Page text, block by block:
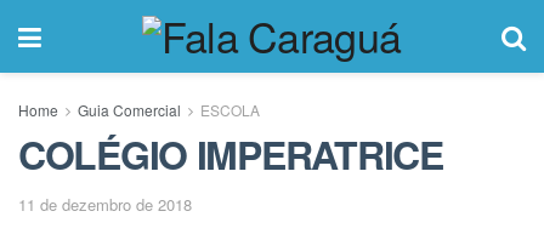
Home Guia Comercial ESCOLA
COLÉGIO IMPERATRICE
11 de dezembro de 2018